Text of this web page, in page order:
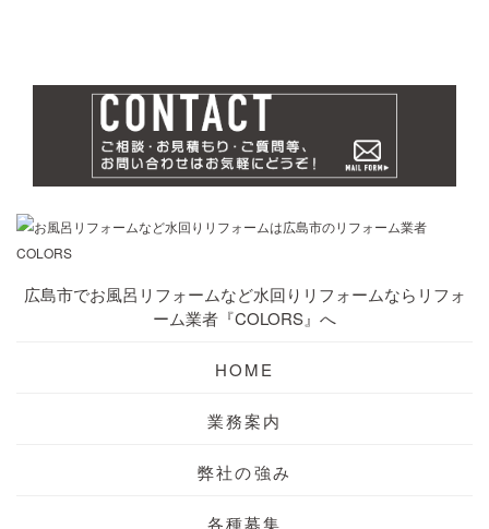
広島市でお風呂リフォームなど水回りリフォームならリフォ
ーム業者『COLORS』へ
HOME
業務案内
弊社の強み
各種募集